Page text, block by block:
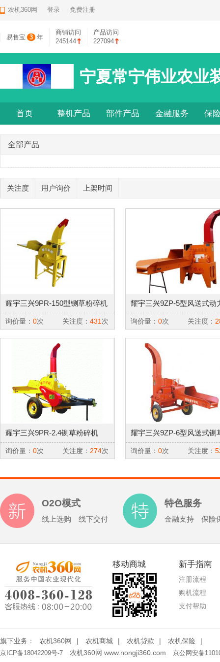
农机360网 登录 免费注册
易售宝 3 年
商铺访问
245144
产品访问
227094
宁夏常宁伟业农业
首页 整机产品 部件产品 金融服务 保
全部产品
关注度 用户询价 上架时间
耀宇三兴9PR-150型铡草粉碎机
询价量： 0次 关注度： 431 次
耀宇三兴9ZP-5型风送式动
草机
询价量： 0次 关注度：
耀宇三兴9PR-2.4铡草粉碎机
（牵引式）
询价量： 0次 关注度： 274次
耀宇三兴9ZP-6型风送式铡
询价量： 0次 关注度：
O2O模式
线上选购 线下交付
特色服务
金融支持 保险
移动商城 新手指南
注册流程
购机流程
支付帮助
旗下业务： 农机360网 | 农机商城 | 农机贷款 | 农机保险 |
京ICP备18042209号-7 农机360网 www.nongji360.com 京公网安备